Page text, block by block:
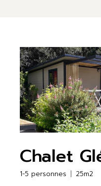
Chalet
1-5 personnes 25m2